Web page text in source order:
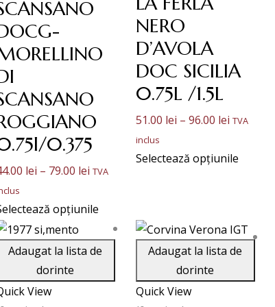
0.375
lei – 79.00 lei Interval
prețuri:
44.00 lei
până
79.00 lei
TVA
opțiunile
NERO
D’AVOLA
DOC SICILIA
0.75L /1.5L
51.00 lei – 96.00 leiInterval
prețuri:
96.00 lei
TVA
inclus
Selectează opțiunile
Adaugat la lista de
dorinte
View
Adaugat la lista de
dorinte
Quick View